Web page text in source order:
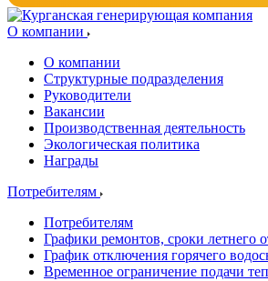
О компании
О компании
Структурные подразделения
Руководители
Вакансии
Производственная деятельность
Экологическая политика
Награды
Потребителям
Потребителям
Графики ремонтов, сроки летнего
График отключения горячего
Временное ограничение подачи